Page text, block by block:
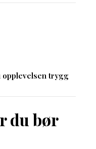
opplevelsen trygg
du bør